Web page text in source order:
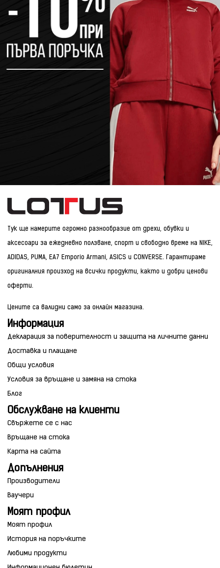
Тук ще намерите огромно разнообразие от дрехи, обувки и
аксесоари за ежедневно ползване, спорт и свободно време на NIKE,
ADIDAS, PUMA, EA7 Emporio Armani, ASICS и CONVERSE. Гарантираме
оригиналния произход на всички продукти, както и добри ценови
оферти.
Цените са валидни само за онлайн магазина.
Информация
Декларация за поверителност и защита на личните данни
Доставка и плащане
Общи условия
Условия за връщане и замяна на стока
Блог
Обслужване на клиенти
Свържете се с нас
Връщане на стока
Карта на сайта
Допълнения
Производители
Ваучери
Моят профил
Моят профил
История на поръчките
Любими продукти